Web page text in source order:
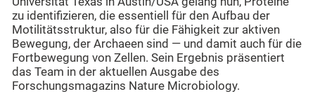
zu identifizieren, die essentiell für den Aufbau der
Motilitätsstruktur, also für die Fähigkeit zur aktiven
Bewegung, der Archaeen sind — und damit auch für die
Fortbewegung von Zellen. Sein Ergebnis präsentiert
das Team in der aktuellen Ausgabe des
Forschungsmagazins Nature Microbiology.